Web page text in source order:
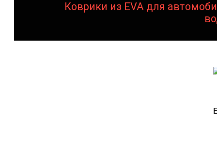
Коврики из EVA для